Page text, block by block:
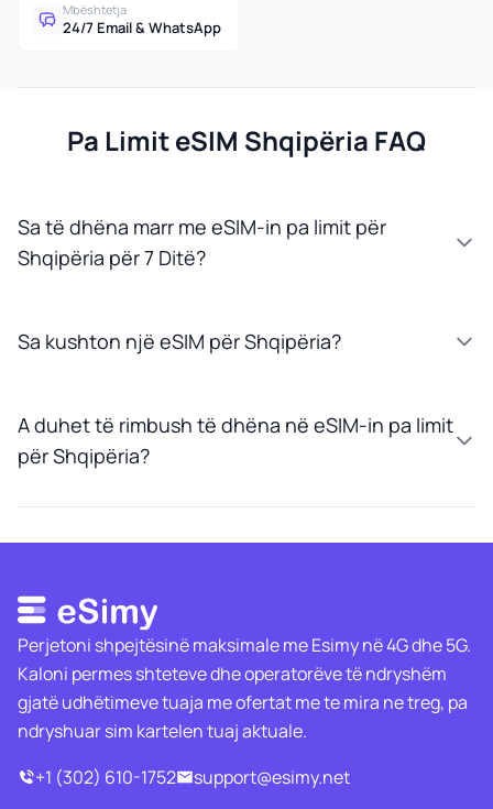
Mbështetja
24/7 Email & WhatsApp
Pa Limit eSIM Shqipëria FAQ
Sa të dhëna marr me eSIM-in pa limit për
Shqipëria për 7 Ditë?
Sa kushton një eSIM për Shqipëria?
A duhet të rimbush të dhëna në eSIM-in pa limit
për Shqipëria?
Perjetoni shpejtësinë maksimale me Esimy në 4G dhe 5G.
Kaloni permes shteteve dhe operatorëve të ndryshëm
gjatë udhëtimeve tuaja me ofertat me te mira ne treg, pa
ndryshuar sim kartelen tuaj aktuale.
+1 (302) 610-1752
support@esimy.net